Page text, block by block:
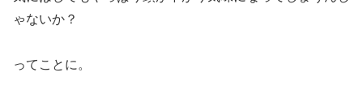
ゃないか？
ってことに。